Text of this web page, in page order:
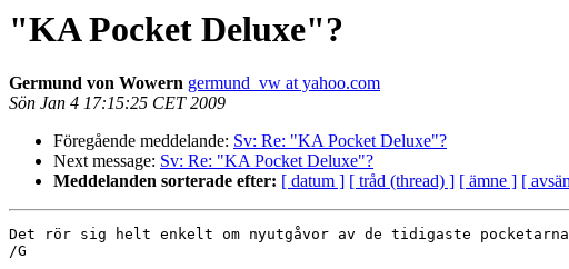
"KA Pocket Deluxe"?
Germund von Wowern germund_vw at yahoo.com
Sön Jan 4 17:15:25 CET 2009
Föregående meddelande: Sv: Re: "KA Pocket Deluxe"?
Next message: Sv: Re: "KA Pocket Deluxe"?
Meddelanden sorterade efter: [ datum ] [ tråd (thread) ] [ ämne ] [
Det rör sig helt enkelt om nyutgåvor av de tidigaste
/G